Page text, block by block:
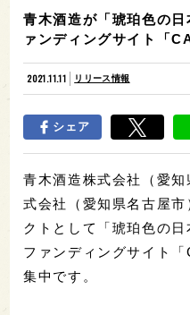
青木酒造が「琥珀色の
ァンディングサイト「
2021.11.11 リリース情報
シェア
青木酒造株式会社（愛
式会社（愛知県名古屋
クトとして「琥珀色の
ファンディングサイト
集中です。